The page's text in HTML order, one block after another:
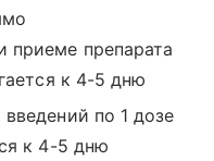
приеме препарата
к 4-5 дню
по 1 дозе
к 4-5 дню